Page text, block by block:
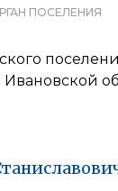
ПОСЕЛЕНИЯ